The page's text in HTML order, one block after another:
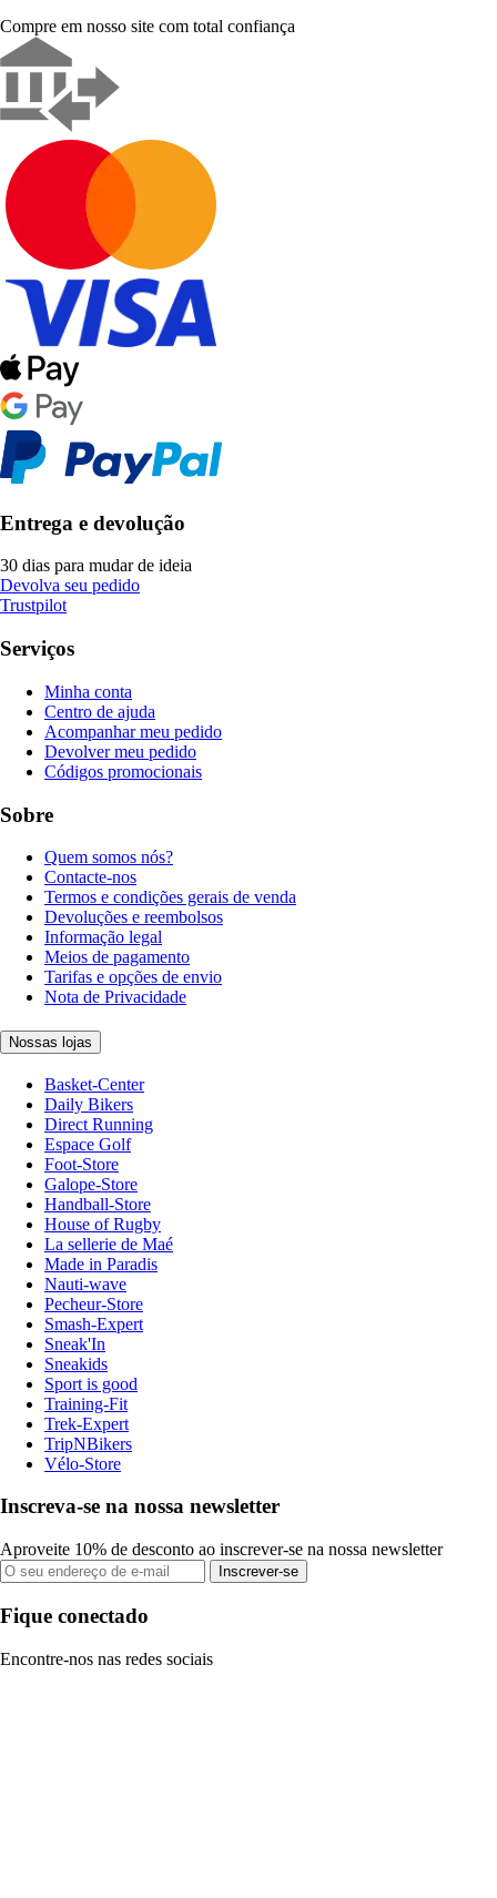
Compre em nosso site com total confiança
Entrega e devolução
30 dias para mudar de ideia
Devolva seu pedido
Trustpilot
Serviços
Minha conta
Centro de ajuda
Acompanhar meu pedido
Devolver meu pedido
Códigos promocionais
Sobre
Quem somos nós?
Contacte-nos
Termos e condições gerais de venda
Devoluções e reembolsos
Informação legal
Meios de pagamento
Tarifas e opções de envio
Nota de Privacidade
Nossas lojas
Basket-Center
Daily Bikers
Direct Running
Espace Golf
Foot-Store
Galope-Store
Handball-Store
House of Rugby
La sellerie de Maé
Made in Paradis
Nauti-wave
Pecheur-Store
Smash-Expert
Sneak'In
Sneakids
Sport is good
Training-Fit
Trek-Expert
TripNBikers
Vélo-Store
Inscreva-se na nossa newsletter
Aproveite 10% de desconto ao inscrever-se na nossa newsletter
Inscrever-se
Fique conectado
Encontre-nos nas redes sociais